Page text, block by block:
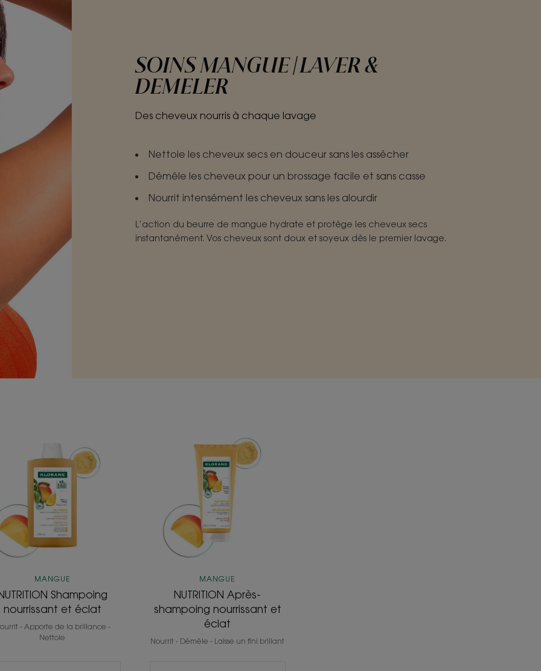
SOINS MANGUE | LAVER &
DEMELER
Des cheveux nourris à chaque lavage
Nettoie les cheveux secs en douceur sans les assécher
Démêle les cheveux pour un brossage facile et sans casse
Nourrit intensément les cheveux sans les alourdir
L’action du beurre de mangue hydrate et protège les cheveux secs
instantanément. Vos cheveux sont doux et soyeux dès le premier lavage.
Shampoing
nourrissant
et
éclat
MANGUE
Shampoing
nourrissant et éclat
- Apporte de la brillance -
Nettoie
Après-
shampoing
nourrissant
et
éclat
MANGUE
NUTRITION Après-
shampoing nourrissant et
éclat
Nourrit - Démêle - Laisse un fini brillant